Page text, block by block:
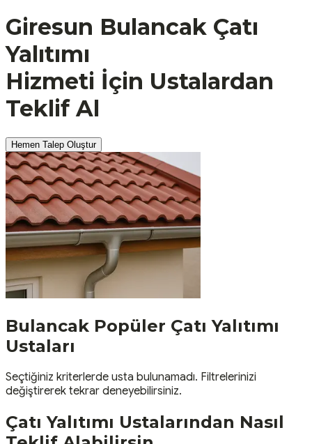
Giresun Bulancak Çatı
Yalıtımı
Hizmeti İçin Ustalardan
Teklif Al
Hemen Talep Oluştur
Bulancak Popüler Çatı Yalıtımı
Ustaları
Seçtiğiniz kriterlerde usta bulunamadı. Filtrelerinizi
değiştirerek tekrar deneyebilirsiniz.
Çatı Yalıtımı Ustalarından Nasıl